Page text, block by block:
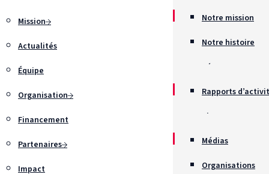
Mission Notre mission
Notre histoire
Récompenses
Actualités
Équipe
Organisation Rapports
Chartes
Recrutement
Financement
Partenaires Médias
Organisations
Impact